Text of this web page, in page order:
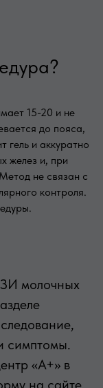
15-20 и не
до пояса,
гель и аккуратно
желез и, при
не связан с
контроля.
молочных
симптомы.
«А+» в
на сайте